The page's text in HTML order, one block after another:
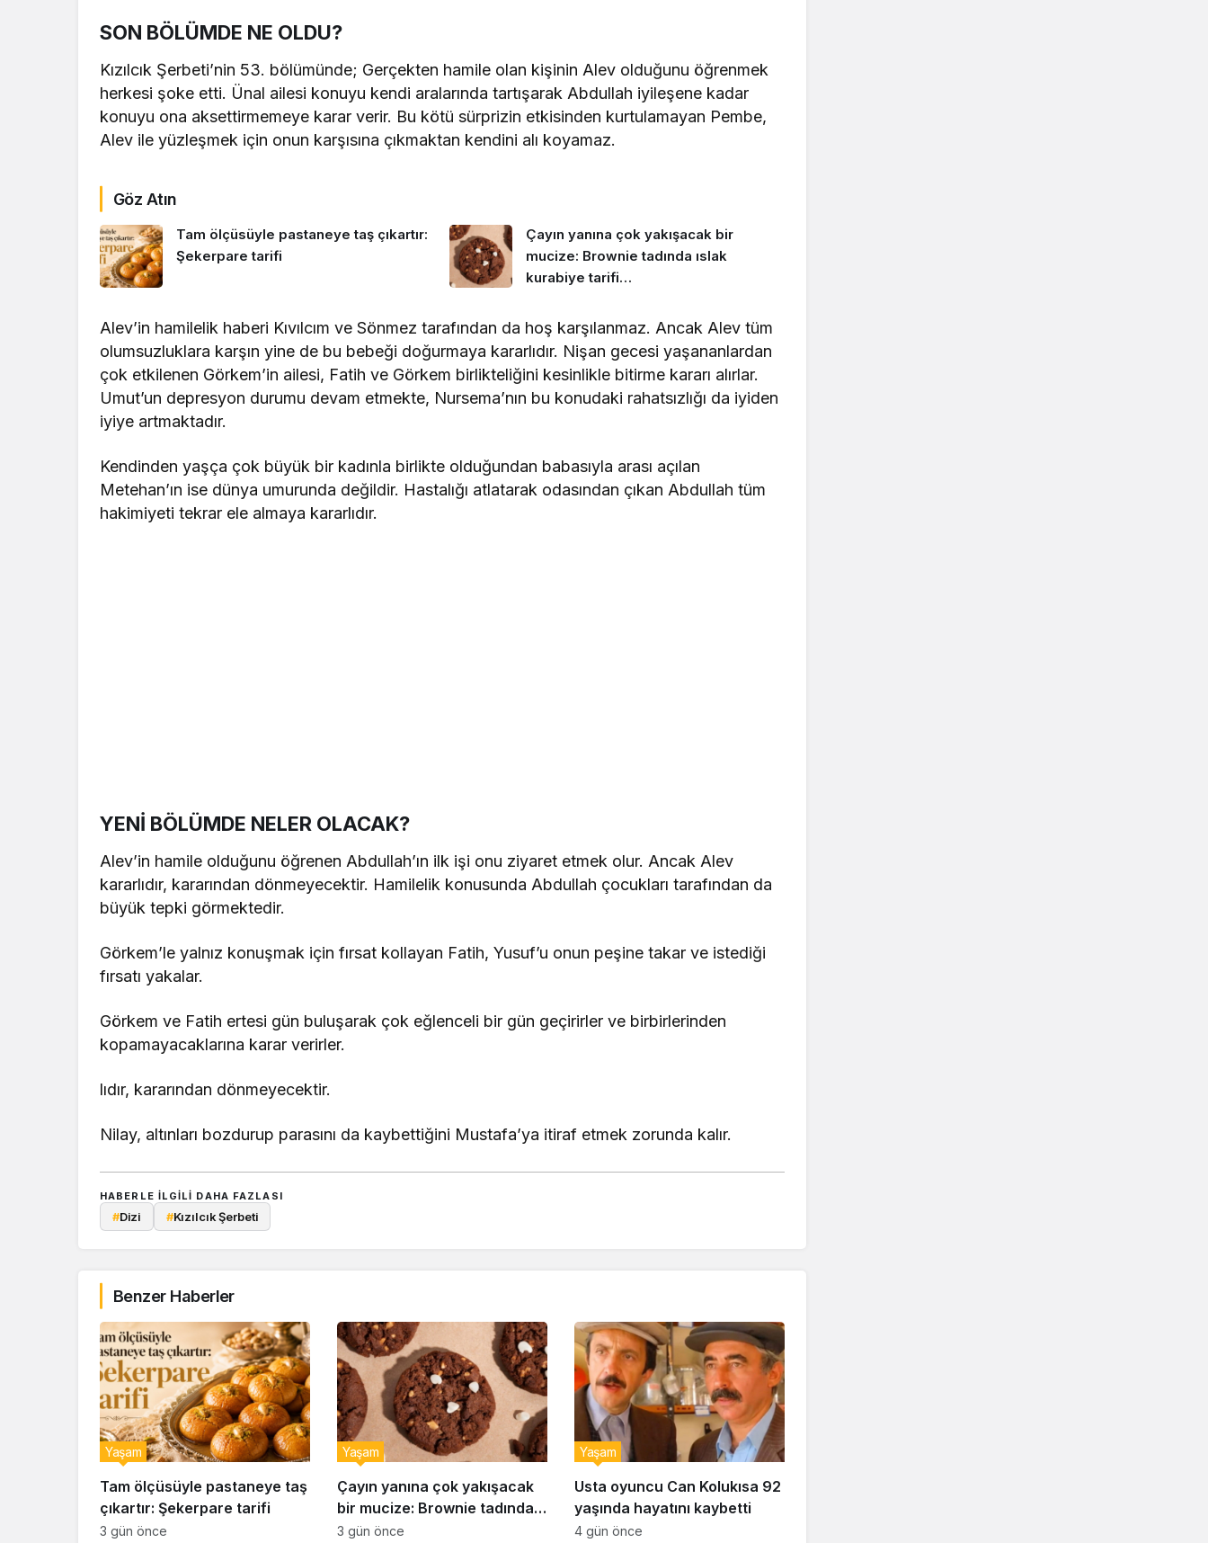
SON BÖLÜMDE NE OLDU?
Kızılcık Şerbeti’nin 53. bölümünde; Gerçekten hamile olan kişinin Alev olduğunu öğrenmek
herkesi şoke etti. Ünal ailesi konuyu kendi aralarında tartışarak Abdullah iyileşene kadar
konuyu ona aksettirmemeye karar verir. Bu kötü sürprizin etkisinden kurtulamayan Pembe,
Alev ile yüzleşmek için onun karşısına çıkmaktan kendini alı koyamaz.
Göz Atın
Tam ölçüsüyle pastaneye taş çıkartır:
Şekerpare tarifi
Çayın yanına çok yakışacak bir
mucize: Brownie tadında ıslak
kurabiye tarifi…
Alev’in hamilelik haberi Kıvılcım ve Sönmez tarafından da hoş karşılanmaz. Ancak Alev tüm
olumsuzluklara karşın yine de bu bebeği doğurmaya kararlıdır. Nişan gecesi yaşananlardan
çok etkilenen Görkem’in ailesi, Fatih ve Görkem birlikteliğini kesinlikle bitirme kararı alırlar.
Umut’un depresyon durumu devam etmekte, Nursema’nın bu konudaki rahatsızlığı da iyiden
iyiye artmaktadır.
Kendinden yaşça çok büyük bir kadınla birlikte olduğundan babasıyla arası açılan
Metehan’ın ise dünya umurunda değildir. Hastalığı atlatarak odasından çıkan Abdullah tüm
hakimiyeti tekrar ele almaya kararlıdır.
YENİ BÖLÜMDE NELER OLACAK?
Alev’in hamile olduğunu öğrenen Abdullah’ın ilk işi onu ziyaret etmek olur. Ancak Alev
kararlıdır, kararından dönmeyecektir. Hamilelik konusunda Abdullah çocukları tarafından da
büyük tepki görmektedir.
Görkem’le yalnız konuşmak için fırsat kollayan Fatih, Yusuf’u onun peşine takar ve istediği
fırsatı yakalar.
Görkem ve Fatih ertesi gün buluşarak çok eğlenceli bir gün geçirirler ve birbirlerinden
kopamayacaklarına karar verirler.
lıdır, kararından dönmeyecektir.
Nilay, altınları bozdurup parasını da kaybettiğini Mustafa’ya itiraf etmek zorunda kalır.
HABERLE ILGILI DAHA FAZLASI
#Dizi #Kızılcık Şerbeti
Benzer Haberler
Tam ölçüsüyle pastaneye taş
çıkartır: Şekerpare tarifi
Yaşam
3 gün önce
Çayın yanına çok yakışacak
bir mucize: Brownie tadında
ıslak kurabiye tarifi…
Yaşam
3 gün önce
Usta oyuncu Can Kolukısa 92
yaşında hayatını kaybetti
Yaşam
4 gün önce